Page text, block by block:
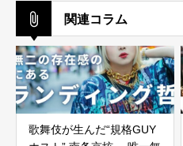
関連コラム
歌舞伎が生んだ“規格GUY